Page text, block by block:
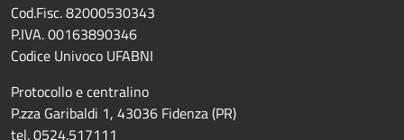
Cod.Fisc. 82000530343
P.IVA. 00163890346
Codice Univoco UFABNI
Protocollo e centralino
P.zza Garibaldi 1, 43036 Fidenza (PR)
tel. 0524.517111